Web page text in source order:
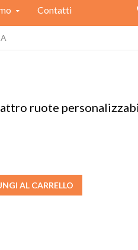
Contatti
ruote
AL CARRELLO